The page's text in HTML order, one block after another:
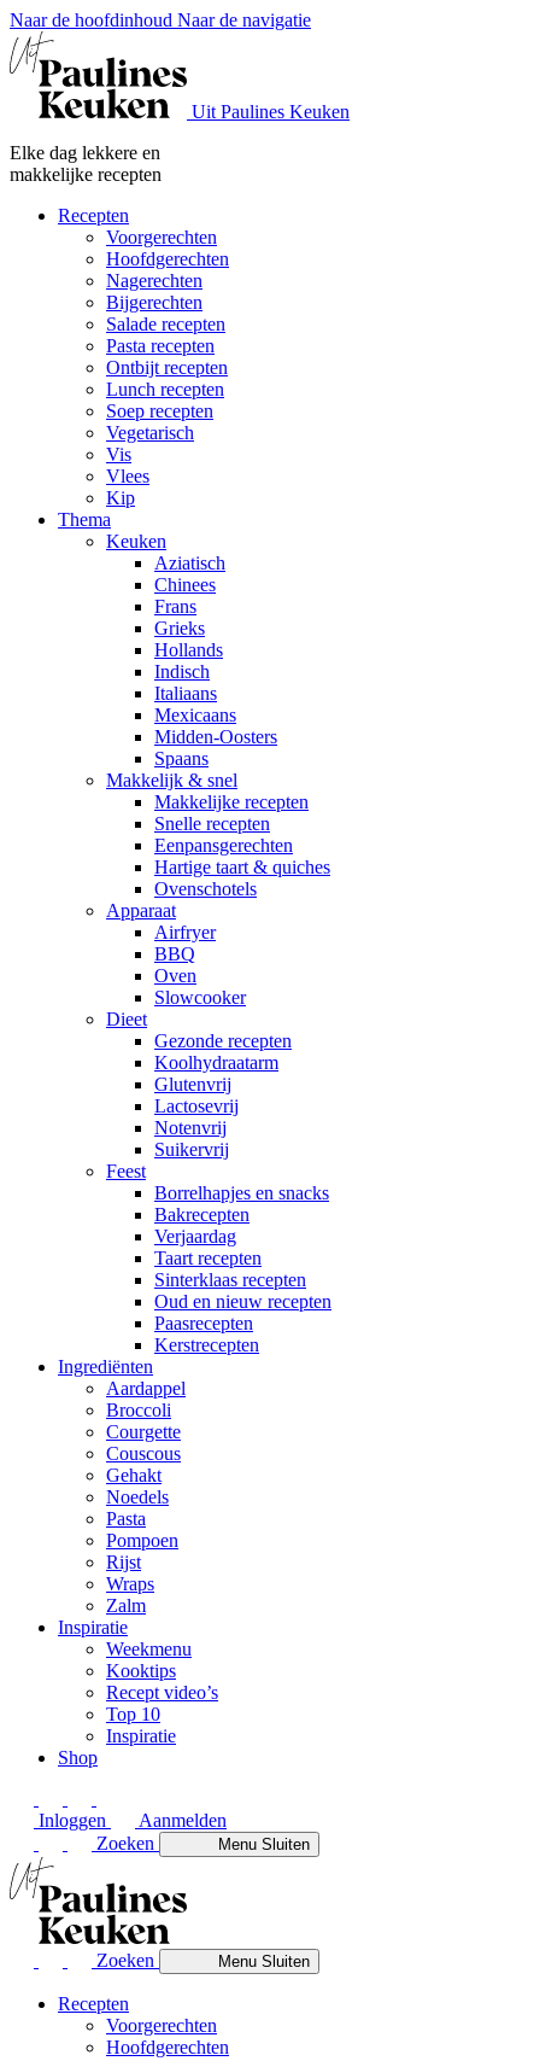
Naar de hoofdinhoud Naar de navigatie
Uit Paulines Keuken
Elke dag lekkere en
makkelijke recepten
Recepten
Voorgerechten
Hoofdgerechten
Nagerechten
Bijgerechten
Salade recepten
Pasta recepten
Ontbijt recepten
Lunch recepten
Soep recepten
Vegetarisch
Vis
Vlees
Kip
Thema
Keuken
Aziatisch
Chinees
Frans
Grieks
Hollands
Indisch
Italiaans
Mexicaans
Midden-Oosters
Spaans
Makkelijk & snel
Makkelijke recepten
Snelle recepten
Eenpansgerechten
Hartige taart & quiches
Ovenschotels
Apparaat
Airfryer
BBQ
Oven
Slowcooker
Dieet
Gezonde recepten
Koolhydraatarm
Glutenvrij
Lactosevrij
Notenvrij
Suikervrij
Feest
Borrelhapjes en snacks
Bakrecepten
Verjaardag
Taart recepten
Sinterklaas recepten
Oud en nieuw recepten
Paasrecepten
Kerstrecepten
Ingrediënten
Aardappel
Broccoli
Courgette
Couscous
Gehakt
Noedels
Pasta
Pompoen
Rijst
Wraps
Zalm
Inspiratie
Weekmenu
Kooktips
Recept video’s
Top 10
Inspiratie
Shop
Inloggen
Aanmelden
Zoeken
MenuSluiten
Zoeken MenuSluiten
Recepten
Voorgerechten
Hoofdgerechten